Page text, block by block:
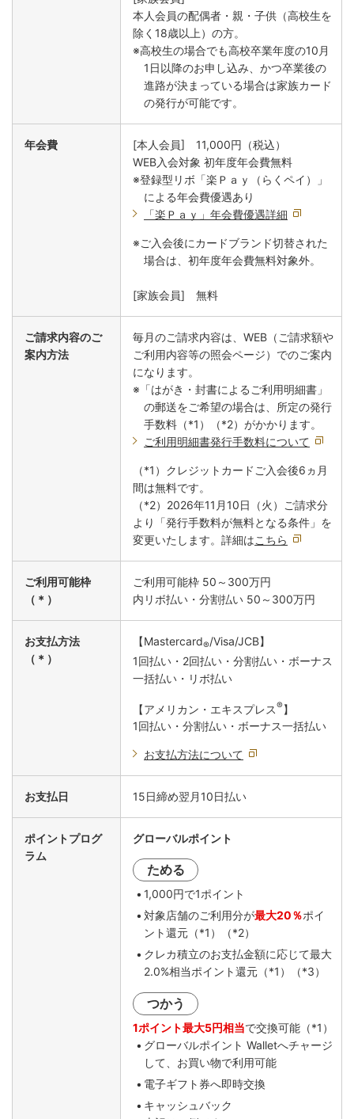
本人会員の配偶者・親・子供（高校生を
除く18歳以上）の方。
※高校生の場合でも高校卒業年度の10月
1日以降のお申し込み、かつ卒業後の
進路が決まっている場合は家族カード
の発行が可能です。
年会費
[本人会員] 11,000円（税込）
WEB入会対象 初年度年会費無料
※登録型リボ「楽Ｐａｙ（らくペイ）」
による年会費優遇あり
「楽Ｐａｙ」年会費優遇詳細
※ご入会後にカードブランド切替された
場合は、初年度年会費無料対象外。
[家族会員] 無料
ご請求内容のご
案内方法
毎月のご請求内容は、WEB（ご請求額や
ご利用内容等の照会ページ）でのご案内
になります。
※「はがき・封書によるご利用明細書」
の郵送をご希望の場合は、所定の発行
手数料（*1）（*2）がかかります。
ご利用明細書発行手数料について
（*1）クレジットカードご入会後6ヵ月
間は無料です。
（*2）2026年11月10日（火）ご請求分
より「発行手数料が無料となる条件」を
変更いたします。詳細はこちら
ご利用可能枠
（＊）
ご利用可能枠 50～300万円
内リボ払い・分割払い 50～300万円
お支払方法
（＊）
【Mastercard®/Visa/JCB】
1回払い・2回払い・分割払い・ボーナス
一括払い・リボ払い
【アメリカン・エキスプレス ®】
1回払い・分割払い・ボーナス一括払い
お支払方法について
お支払日 15日締め翌月10日払い
ポイントプログ
ラム
グローバルポイント
ためる
1,000円で1ポイント
対象店舗のご利用分が最大20％ポイ
ント還元（*1）（*2）
クレカ積立のお支払金額に応じて最大
2.0%相当ポイント還元（*1）（*3）
つかう
1ポイント最大5円相当で交換可能（*1）
グローバルポイント Walletへチャージ
して、お買い物で利用可能
電子ギフト券へ即時交換
キャッシュバック